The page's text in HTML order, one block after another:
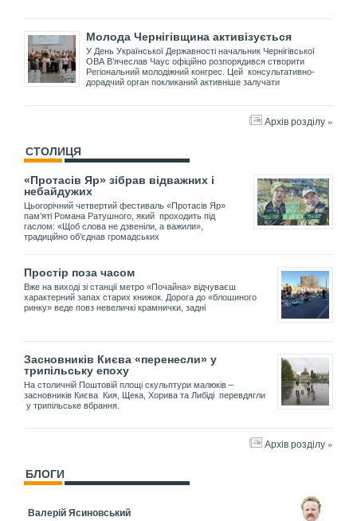
Молода Чернігівщина активізується
У День Української Державності начальник Чернігівської
ОВА В’ячеслав Чаус офіційно розпорядився створити
Регіональний молодіжний конгрес. Цей консультативно-
дорадчий орган покликаний активніше залучати
Архів розділу »
СТОЛИЦЯ
«Протасів Яр» зібрав відважних і
небайдужих
Цьогорічний четвертий фестиваль «Протасів Яр»
пам’яті Романа Ратушного, який проходить під
гаслом: «Щоб слова не дзвеніли, а важили»,
традиційно об’єднав громадських
Простір поза часом
Вже на виході зі станції метро «Почайна» відчуваєш
характерний запах старих книжок. Дорога до «блошиного
ринку» веде повз невеличкі крамнички, задні
Засновників Києва «перенесли» у
трипільську епоху
На столичній Поштовій площі скульптури малюків –
засновників Києва Кия, Щека, Хорива та Либіді перевдягли
у трипільське вбрання.
Архів розділу »
БЛОГИ
Валерій Ясиновський